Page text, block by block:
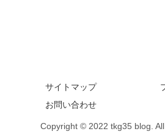
サイトマップ
お問い合わせ
Copyright © 2022 tkg35 blog.